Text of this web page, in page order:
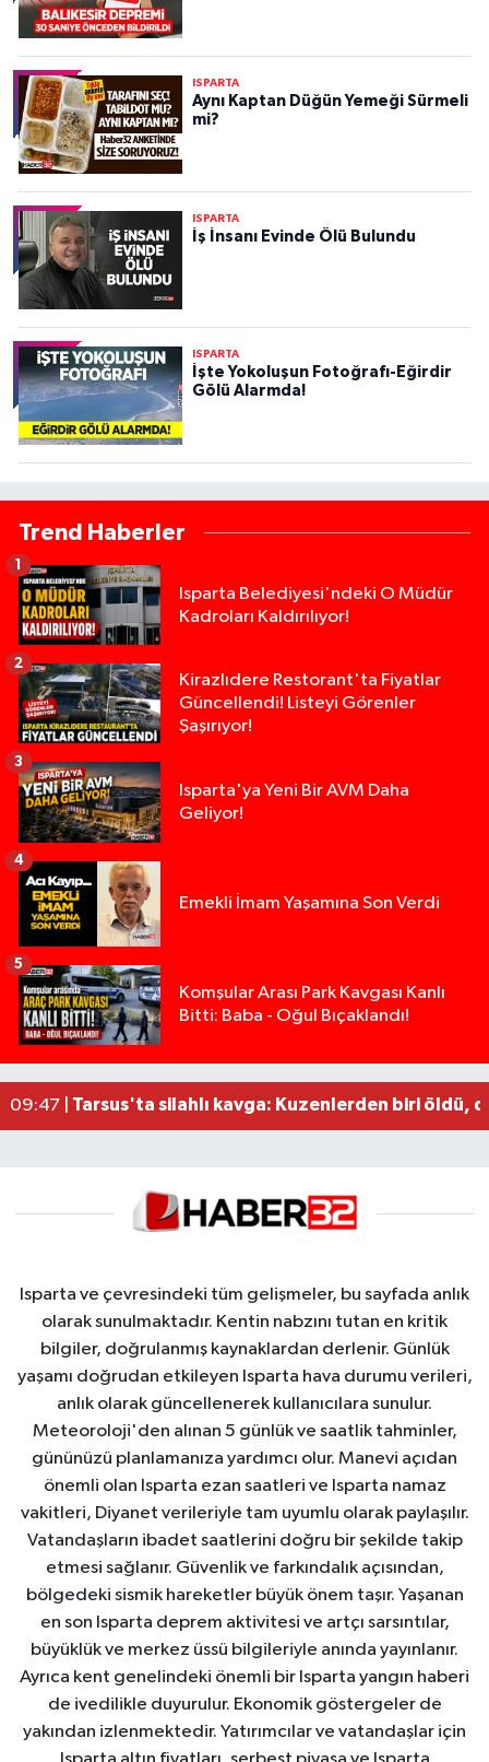
ISPARTA
Aynı Kaptan Düğün Yemeği Sürmeli
mi?
ISPARTA
İş İnsanı Evinde Ölü Bulundu
ISPARTA
İşte Yokoluşun Fotoğrafı-Eğirdir
Gölü Alarmda!
Trend Haberler
Isparta Belediyesi'ndeki O Müdür
Kadroları Kaldırılıyor!
1
Kirazlıdere Restorant'ta Fiyatlar
Güncellendi! Listeyi Görenler
Şaşırıyor!
2
Isparta'ya Yeni Bir AVM Daha
Geliyor!
3
Emekli İmam Yaşamına Son Verdi
4
Komşular Arası Park Kavgası Kanlı
Bitti: Baba - Oğul Bıçaklandı!
5
02:19 |14 ve 16 Yaşlarındaki Kız Kardeşlerden Haber
17:30 |Demirkapı Tüneli'nde feci kaza: Yaşlı çift
15:00 |Takla atan otomobil palmiye ağacına çarptı: 1
09:47 | Tarsus'ta silahlı kavga: Kuzenlerden biri öldü,
Isparta ve çevresindeki tüm gelişmeler, bu sayfada anlık
olarak sunulmaktadır. Kentin nabzını tutan en kritik
bilgiler, doğrulanmış kaynaklardan derlenir. Günlük
yaşamı doğrudan etkileyen Isparta hava durumu verileri,
anlık olarak güncellenerek kullanıcılara sunulur.
Meteoroloji'den alınan 5 günlük ve saatlik tahminler,
gününüzü planlamanıza yardımcı olur. Manevi açıdan
önemli olan Isparta ezan saatleri ve Isparta namaz
vakitleri, Diyanet verileriyle tam uyumlu olarak paylaşılır.
Vatandaşların ibadet saatlerini doğru bir şekilde takip
etmesi sağlanır. Güvenlik ve farkındalık açısından,
bölgedeki sismik hareketler büyük önem taşır. Yaşanan
en son Isparta deprem aktivitesi ve artçı sarsıntılar,
büyüklük ve merkez üssü bilgileriyle anında yayınlanır.
Ayrıca kent genelindeki önemli bir Isparta yangın haberi
de ivedilikle duyurulur. Ekonomik göstergeler de
yakından izlenmektedir. Yatırımcılar ve vatandaşlar için